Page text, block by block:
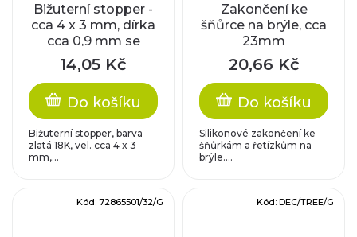
Bižuterní stopper -
cca 4 x 3 mm, dírka
cca 0,9 mm se
silikonem
14,05 Kč
Do košíku
Bižuterní stopper, barva
zlatá 18K, vel. cca 4 x 3
mm,...
Zakončení ke
šňůrce na brýle, cca
23mm
20,66 Kč
Do košíku
Silikonové zakončení ke
šňůrkám a řetízkům na
brýle....
Kód: 72865501/32/G Kód: DEC/TREE/G